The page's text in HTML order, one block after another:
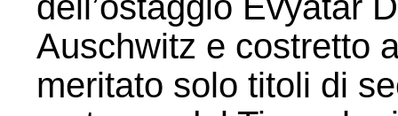
Auschwitz e costretto
meritato solo titoli di